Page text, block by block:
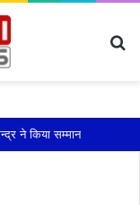
रायवाला में ग्रामीणों ने बैठक कर पेयजल बिलों को लेकर आर-पार की लड़ाई का किया ऐलान